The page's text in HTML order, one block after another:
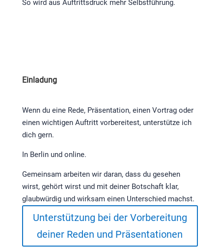
So wird aus Auftrittsdruck mehr Selbstführung.
Einladung
Wenn du eine Rede, Präsentation, einen Vortrag oder
einen wichtigen Auftritt vorbereitest, unterstütze ich
dich gern.
In Berlin und online.
Gemeinsam arbeiten wir daran, dass du gesehen
wirst, gehört wirst und mit deiner Botschaft klar,
glaubwürdig und wirksam einen Unterschied machst.
Unterstützung bei der Vorbereitung
deiner Reden und Präsentationen